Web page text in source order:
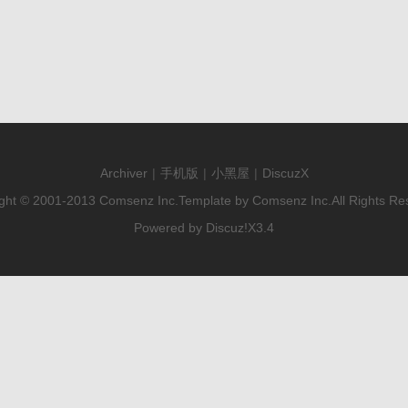
Archiver | 手机版 | 小黑屋 | DiscuzX
© 2001-2013 Comsenz Inc. Template by Comsenz Inc. All Rights
Powered by Discuz!X3.4